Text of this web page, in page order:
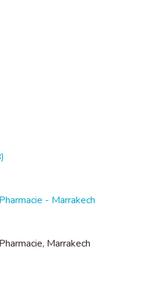
- Marrakech
Marrakech